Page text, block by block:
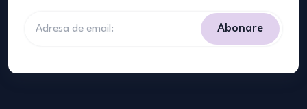
Abonare